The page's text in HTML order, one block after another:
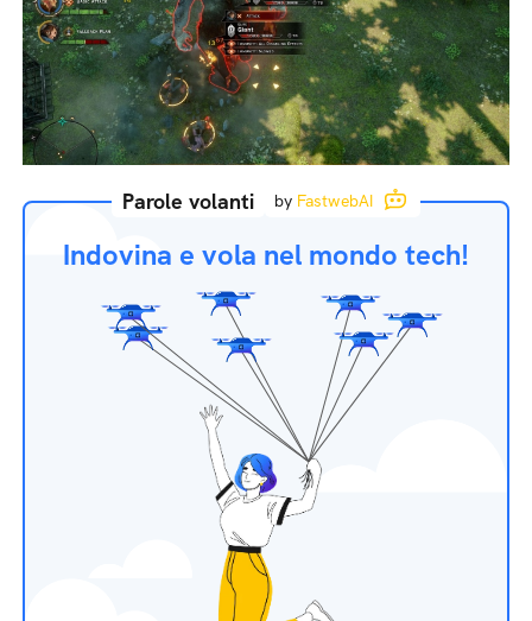
Parole volanti by FastwebAI
Indovina e vola nel mondo tech!